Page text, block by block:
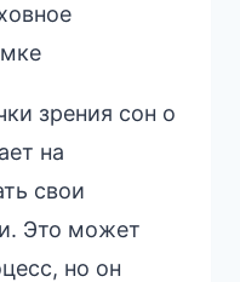
зрения сон о
на
свои
Это может
но он